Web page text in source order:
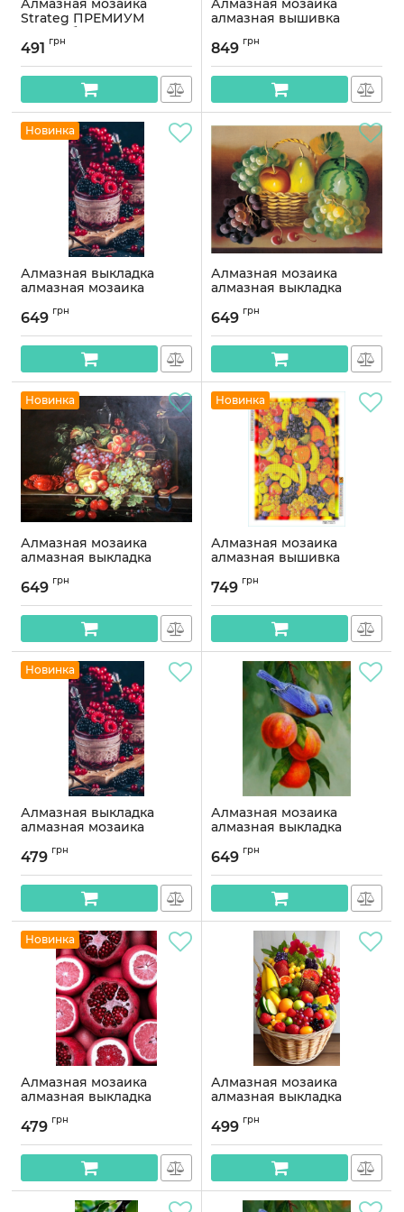
Алмазная мозаика
Strateg ПРЕМИУМ
Разнообразие вкусов
размером 40х50 см
Артикул:SK88287
491 грн
Алмазная мозаика
алмазная вышивка
OG00770SB
Артикул:OG00770SB
849 грн
Новинка
Алмазная выкладка
алмазная мозаика
OG00232SB
Артикул:OG00232SB
649 грн
Алмазная мозаика
алмазная выкладка
40x50 GA74632
Артикул:GA74632
649 грн
Новинка
Алмазная мозаика
алмазная выкладка
GA74607
Артикул:GA74607
649 грн
Новинка
Алмазная мозаика
алмазная вышивка
OG00627SB
Артикул:OG00627SB
749 грн
Новинка
Алмазная выкладка
алмазная мозаика
OG00232SS
Артикул:OG00232SS
479 грн
Алмазная мозаика
алмазная выкладка
50x40 OG00519SB
Артикул:OG00519SB
649 грн
Новинка
Алмазная мозаика
алмазная выкладка
40x30 OG00465SS
Артикул:OG00465SS
479 грн
Алмазная мозаика
алмазная выкладка
OG00626SS
Артикул:OG00626SS
499 грн